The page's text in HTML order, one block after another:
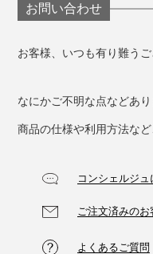
お問い合わせ
お客様、いつも有り難うご
なにかご不明な点などあ
商品の仕様や利用方法な
コンシェルジュ
ご注文済みのお
よくあるご質問